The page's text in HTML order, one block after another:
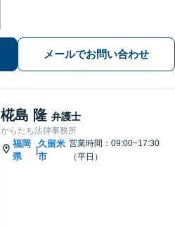
メールでお問い合わせ
椛島 隆 弁護士
からたち法律事務所
福岡
県
|
久留米
市
営業時間：09:00~17:30
（平日）